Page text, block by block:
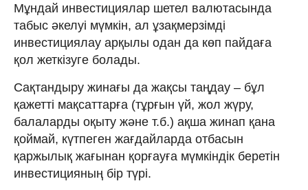
Мұндай инвестициялар шетел валютасында
табыс әкелуі мүмкін, ал ұзақмерзімді
инвестициялау арқылы одан да көп пайдаға
қол жеткізуге болады.
Сақтандыру жинағы да жақсы таңдау – бұл
қажетті мақсаттарға (тұрғын үй, жол жүру,
балаларды оқыту және т.б.) ақша жинап қана
қоймай, күтпеген жағдайларда отбасын
қаржылық жағынан қорғауға мүмкіндік беретін
инвестицияның бір түрі.